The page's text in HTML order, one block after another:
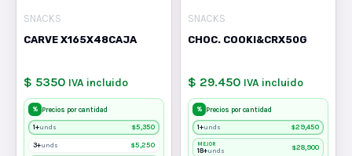
SNACKS
CARVE X165X48CAJA
$ 5350 IVA incluido
% Precios por cantidad
1+unds $5,350
3+unds $5,250
SNACKS
CHOC. COOKI&CRX50G
$ 29.450 IVA incluido
% Precios por cantidad
1+unds $29,450
MEJOR
18+unds $28,900